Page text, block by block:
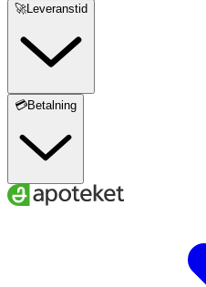
🚀Leveranstid
💳Betalning